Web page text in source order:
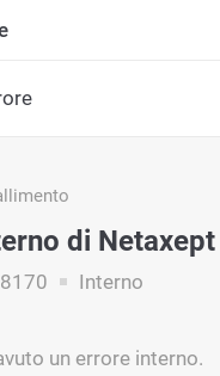
di Netaxept
Interno
un errore interno.